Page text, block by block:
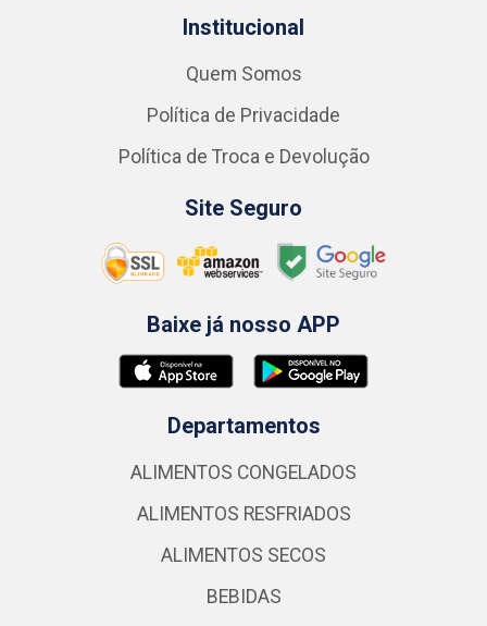
Institucional
Quem Somos
Política de Privacidade
Política de Troca e Devolução
Site Seguro
Baixe já nosso APP
Departamentos
ALIMENTOS CONGELADOS
ALIMENTOS RESFRIADOS
ALIMENTOS SECOS
BEBIDAS